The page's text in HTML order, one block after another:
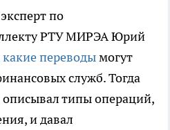
по
РТУ МИРЭА Юрий
переводымогут
служб. Тогда
типы операций,
и давал